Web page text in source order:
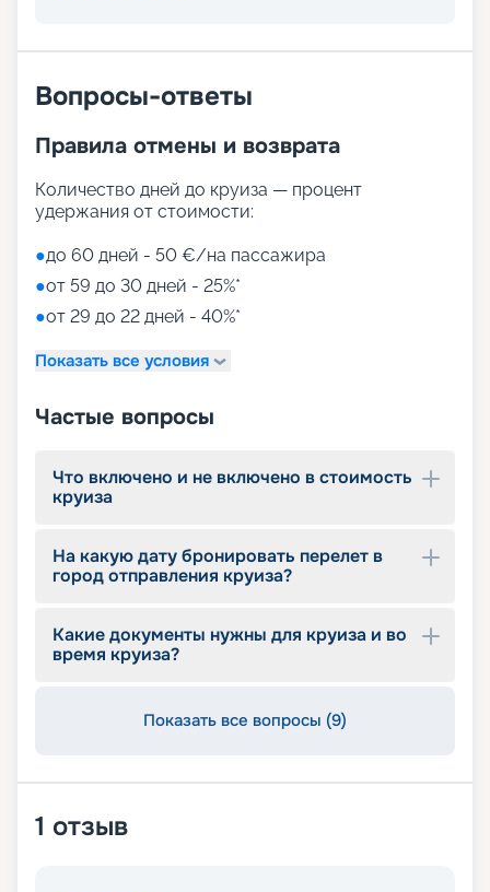
Вопросы-ответы
Правила отмены и возврата
Количество дней до круиза — процент
удержания от стоимости:
●до 60 дней - 50 €/на пассажира
●от 59 до 30 дней - 25%*
●от 29 до 22 дней - 40%*
Показать все условия
Частые вопросы
Что включено и не включено в стоимость
круиза
На какую дату бронировать перелет в
город отправления круиза?
Какие документы нужны для круиза и во
время круиза?
Показать все вопросы (9)
1 отзыв